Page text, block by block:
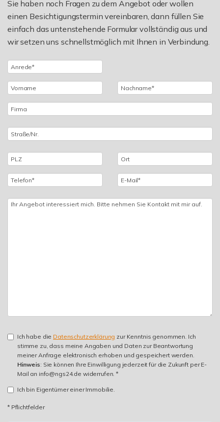
Sie haben noch Fragen zu dem Angebot oder wollen
einen Besichtigungstermin vereinbaren, dann füllen Sie
einfach das untenstehende Formular vollständig aus und
wir setzen uns schnellstmöglich mit Ihnen in Verbindung.
Ich habe die Datenschutzerklärung zur Kenntnis genommen. Ich
stimme zu, dass meine Angaben und Daten zur Beantwortung
meiner Anfrage elektronisch erhoben und gespeichert werden.
Hinweis: Sie können Ihre Einwilligung jederzeit für die Zukunft per E-
Mail an info@ngs24.de widerrufen. *
Ich bin Eigentümer einer Immobilie.
* Pflichtfelder